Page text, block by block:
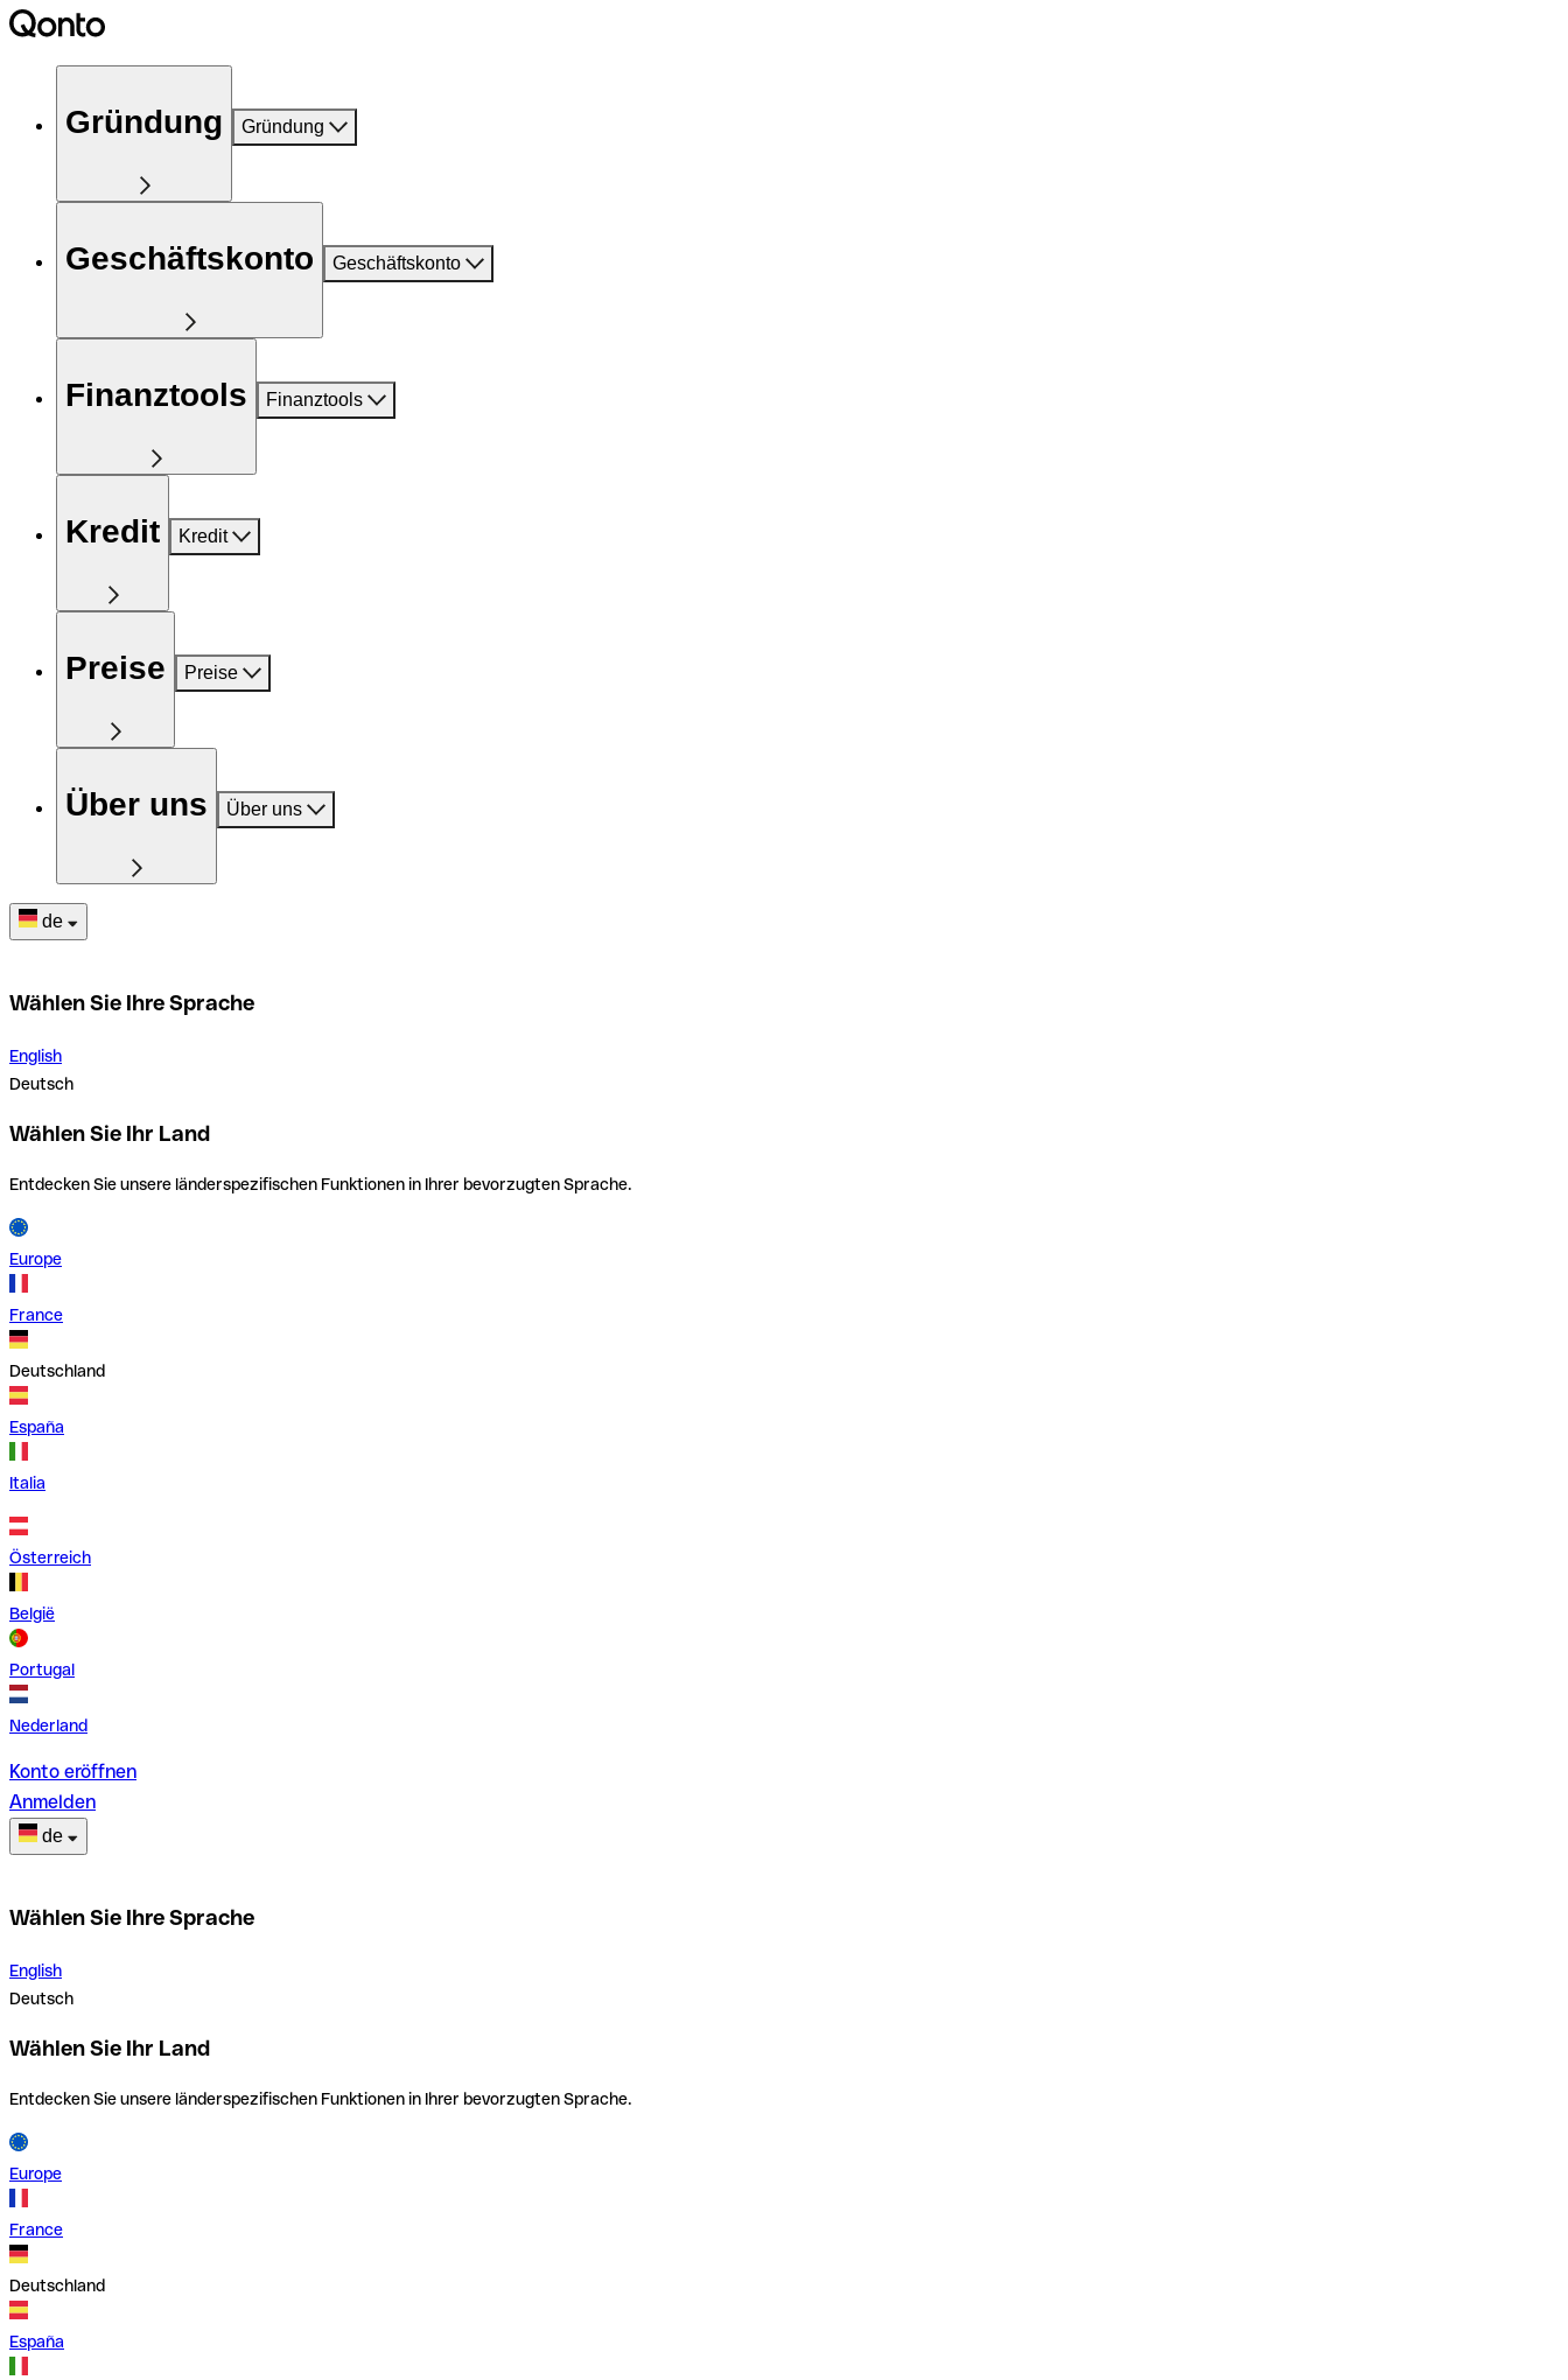
Gründung Gründung
Geschäftskonto Geschäftskonto
Finanztools Finanztools
Kredit Kredit
Preise Preise
Über uns Über uns
de
Wählen Sie Ihre Sprache
English
Deutsch
Wählen Sie Ihr Land
Entdecken Sie unsere länderspezifischen Funktionen in Ihrer bevorzugten Sprache.
Europe
France
Deutschland
España
Italia
Österreich
België
Portugal
Nederland
Konto eröffnen
Anmelden
de
Wählen Sie Ihre Sprache
English
Deutsch
Wählen Sie Ihr Land
Entdecken Sie unsere länderspezifischen Funktionen in Ihrer bevorzugten Sprache.
Europe
France
Deutschland
España